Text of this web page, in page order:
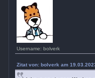
Username: bolverk
Zitat von: bolverk am